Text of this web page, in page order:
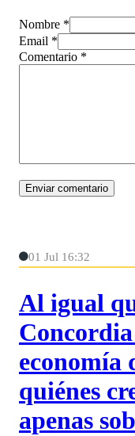
Nombre *
Email *
Comentario *
01 Jul 16:32
Al igual
economía
quiénes
apenas